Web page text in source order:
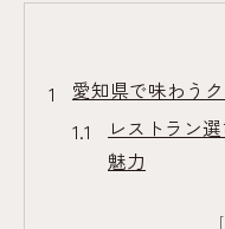
愛知県で味わう
レストラン
魅力